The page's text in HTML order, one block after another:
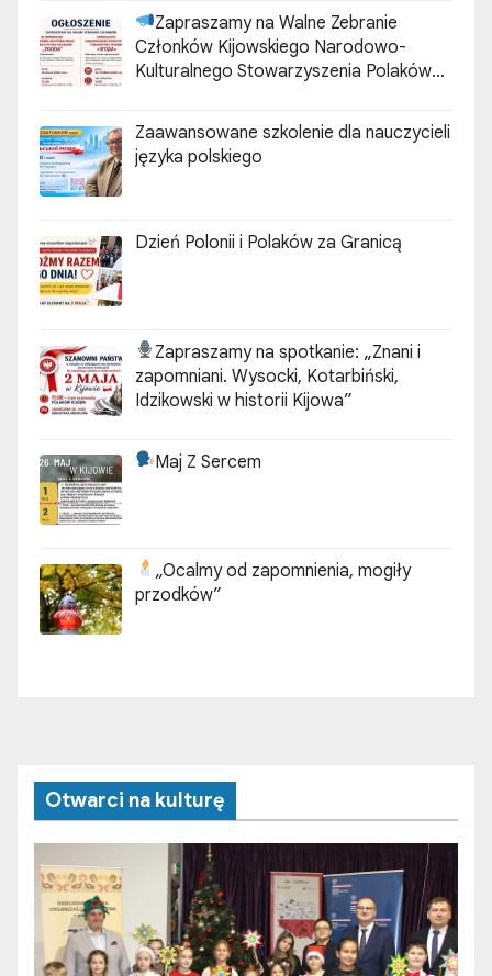
Zapraszamy na Walne Zebranie
Członków Kijowskiego Narodowo-
Kulturalnego Stowarzyszenia Polaków
Zaawansowane szkolenie dla nauczycieli
języka polskiego
Dzień Polonii i Polaków za Granicą
Zapraszamy na spotkanie: „Znani i
zapomniani. Wysocki, Kotarbiński,
Idzikowski w historii Kijowa”
Maj Z Sercem
„Ocalmy od zapomnienia, mogiły
przodków”
Otwarci na kulturę